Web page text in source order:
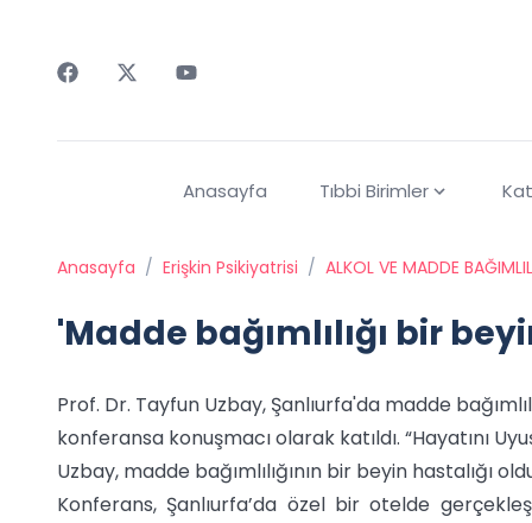
Anasayfa Tıbbi Birimler
Anasayfa / Erişkin Psikiyatrisi / ALKOL VE MADDE
'Madde bağımlılığı bir
Prof. Dr. Tayfun Uzbay, Şanlıurfa'da madde
konferansa konuşmacı olarak katıldı. “Hayatını
Uzbay, madde bağımlılığının bir beyin hastalığı
Konferans, Şanlıurfa’da özel bir otelde